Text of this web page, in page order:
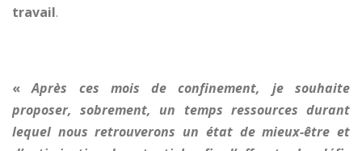
travail.
«Après ces mois de confinement, je souhaite
proposer, sobrement, un temps ressources durant
lequel nous retrouverons un état de mieux-être et